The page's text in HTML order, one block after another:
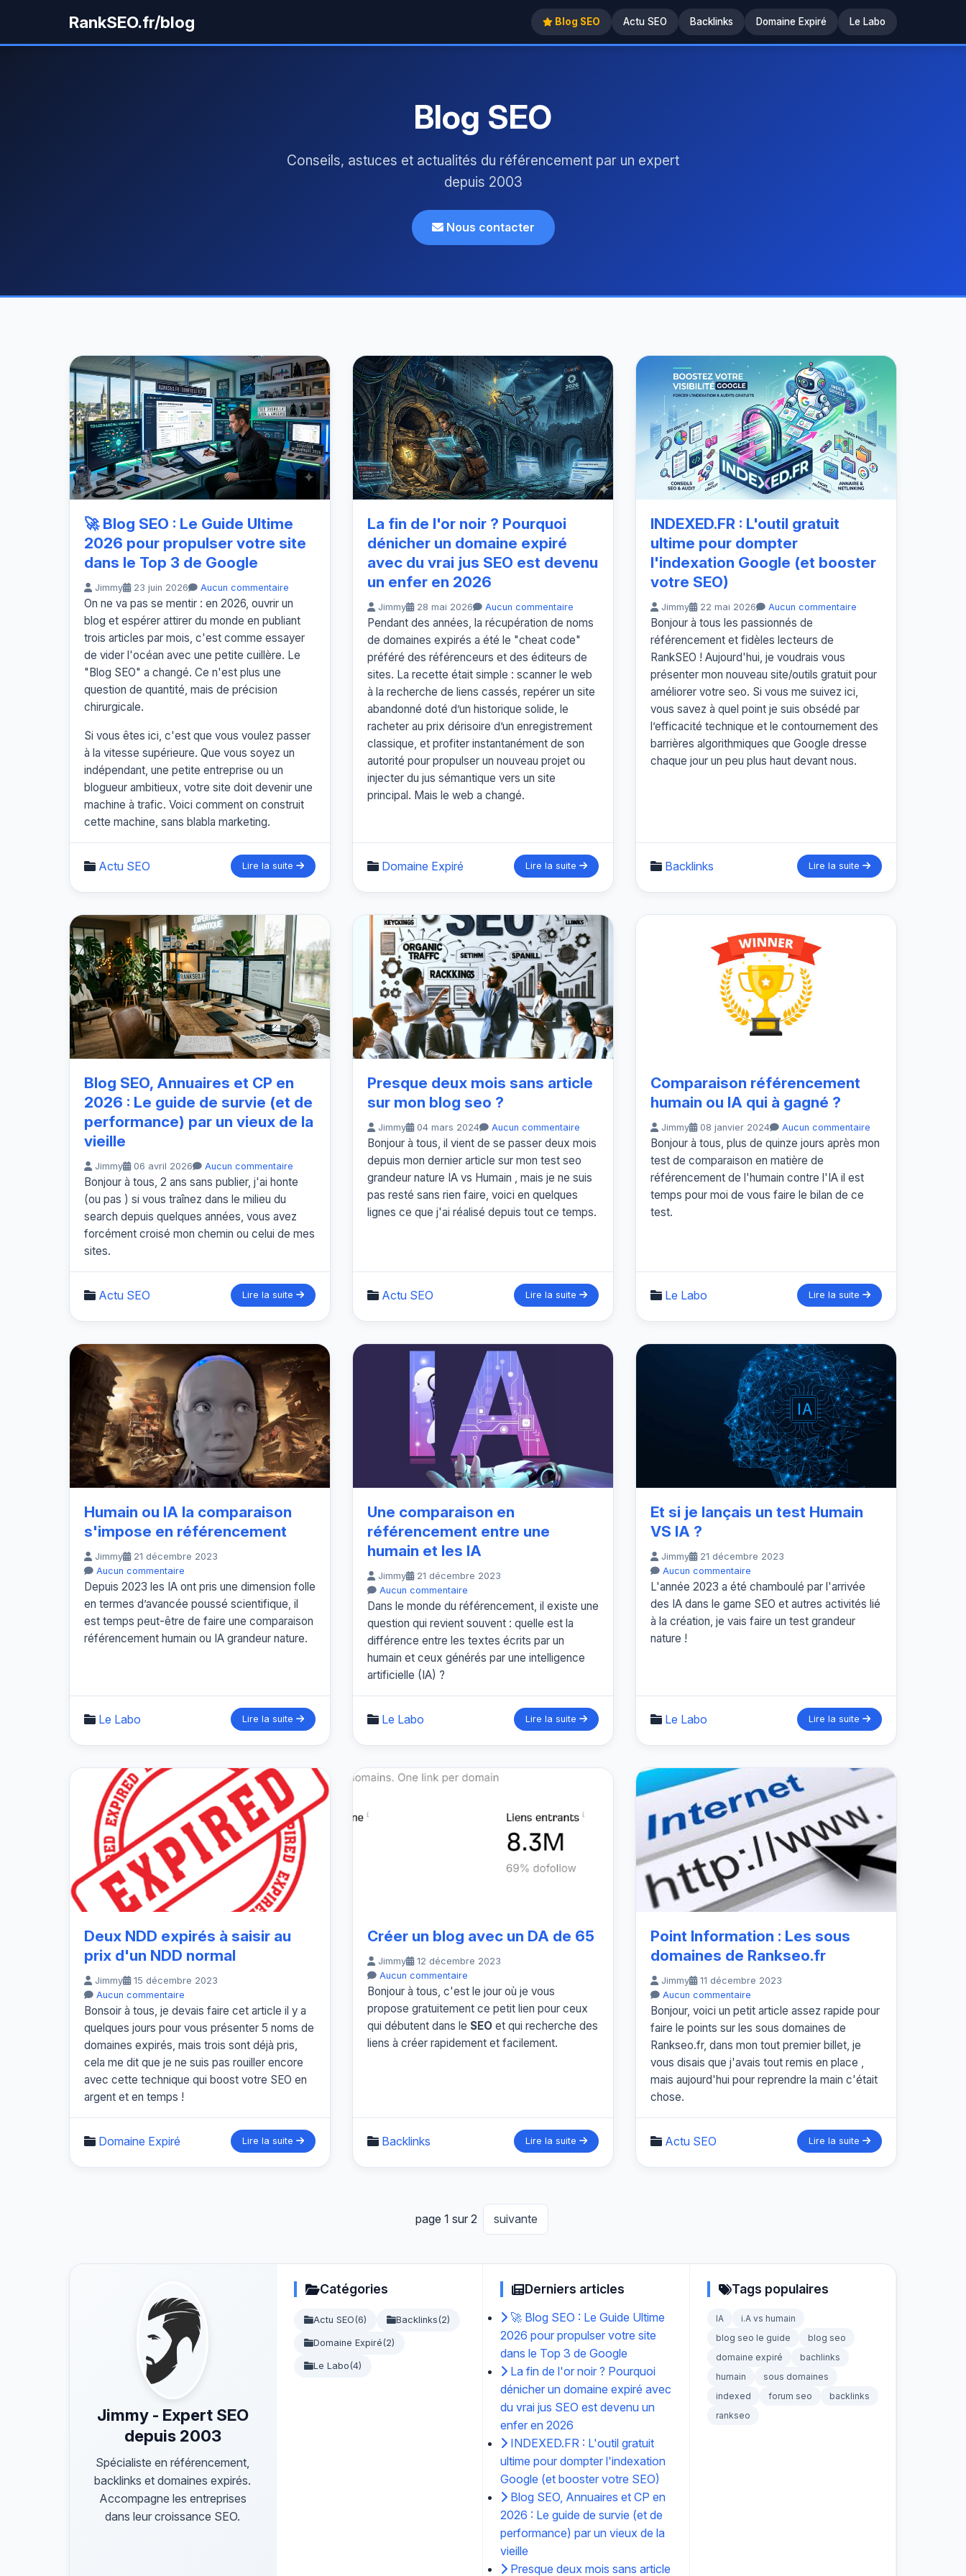
RankSEO.fr/blog Blog SEO Actu SEO Backlinks Domaine Expiré Le Labo
Blog SEO
Conseils, astuces et actualités du référencement par un expert
depuis 2003
Nous contacter
🚀 Blog SEO : Le Guide Ultime
2026 pour propulser votre site
dans le Top 3 de Google
Jimmy 23 juin 2026 Aucun commentaire
On ne va pas se mentir : en 2026, ouvrir un
blog et espérer attirer du monde en publiant
trois articles par mois, c'est comme essayer
de vider l'océan avec une petite cuillère. Le
"Blog SEO" a changé. Ce n'est plus une
question de quantité, mais de précision
chirurgicale.
Si vous êtes ici, c'est que vous voulez passer
à la vitesse supérieure. Que vous soyez un
indépendant, une petite entreprise ou un
blogueur ambitieux, votre site doit devenir une
machine à trafic. Voici comment on construit
cette machine, sans blabla marketing.
Actu SEO Lire la suite
La fin de l'or noir ? Pourquoi
dénicher un domaine expiré
avec du vrai jus SEO est devenu
un enfer en 2026
Jimmy 28 mai 2026 Aucun commentaire
Pendant des années, la récupération de noms
de domaines expirés a été le "cheat code"
préféré des référenceurs et des éditeurs de
sites. La recette était simple : scanner le web
à la recherche de liens cassés, repérer un site
abandonné doté d’un historique solide, le
racheter au prix dérisoire d’un enregistrement
classique, et profiter instantanément de son
autorité pour propulser un nouveau projet ou
injecter du jus sémantique vers un site
principal. Mais le web a changé.
Domaine Expiré Lire la suite
INDEXED.FR : L'outil gratuit
ultime pour dompter
l'indexation Google (et booster
votre SEO)
Jimmy 22 mai 2026 Aucun commentaire
Bonjour à tous les passionnés de
référencement et fidèles lecteurs de
RankSEO ! Aujourd'hui, je voudrais vous
présenter mon nouveau site/outils gratuit pour
améliorer votre seo. Si vous me suivez ici,
vous savez à quel point je suis obsédé par
l’efficacité technique et le contournement des
barrières algorithmiques que Google dresse
chaque jour un peu plus haut devant nous.
Backlinks Lire la suite
Blog SEO, Annuaires et CP en
2026 : Le guide de survie (et de
performance) par un vieux de la
vieille
Jimmy 06 avril 2026 Aucun commentaire
Bonjour à tous, 2 ans sans publier, j'ai honte
(ou pas ) si vous traînez dans le milieu du
search depuis quelques années, vous avez
forcément croisé mon chemin ou celui de mes
sites.
Actu SEO Lire la suite
Presque deux mois sans article
sur mon blog seo ?
Jimmy 04 mars 2024 Aucun commentaire
Bonjour à tous, il vient de se passer deux mois
depuis mon dernier article sur mon test seo
grandeur nature IA vs Humain , mais je ne suis
pas resté sans rien faire, voici en quelques
lignes ce que j'ai réalisé depuis tout ce temps.
Actu SEO Lire la suite
Comparaison référencement
humain ou IA qui à gagné ?
Jimmy 08 janvier 2024 Aucun commentaire
Bonjour à tous, plus de quinze jours après mon
test de comparaison en matière de
référencement de l'humain contre l'IA il est
temps pour moi de vous faire le bilan de ce
test.
Le Labo Lire la suite
Humain ou IA la comparaison
s'impose en référencement
Jimmy
21 décembre 2023
Aucun commentaire
Depuis 2023 les IA ont pris une dimension folle
en termes d’avancée poussé scientifique, il
est temps peut-être de faire une comparaison
référencement humain ou IA grandeur nature.
Le Labo Lire la suite
Une comparaison en
référencement entre une
humain et les IA
Jimmy
21 décembre 2023
Aucun commentaire
Dans le monde du référencement, il existe une
question qui revient souvent : quelle est la
différence entre les textes écrits par un
humain et ceux générés par une intelligence
artificielle (IA) ?
Le Labo Lire la suite
Et si je lançais un test Humain
VS IA ?
Jimmy
21 décembre 2023
Aucun commentaire
L'année 2023 a été chamboulé par l'arrivée
des IA dans le game SEO et autres activités lié
à la création, je vais faire un test grandeur
nature !
Le Labo Lire la suite
Deux NDD expirés à saisir au
prix d'un NDD normal
Jimmy
15 décembre 2023
Aucun commentaire
Bonsoir à tous, je devais faire cet article il y a
quelques jours pour vous présenter 5 noms de
domaines expirés, mais trois sont déjà pris,
cela me dit que je ne suis pas rouiller encore
avec cette technique qui boost votre SEO en
argent et en temps !
Domaine Expiré Lire la suite
Créer un blog avec un DA de 65
Jimmy
12 décembre 2023
Aucun commentaire
Bonjour à tous, c'est le jour où je vous
propose gratuitement ce petit lien pour ceux
qui débutent dans le SEO et qui recherche des
liens à créer rapidement et facilement.
Backlinks Lire la suite
Point Information : Les sous
domaines de Rankseo.fr
Jimmy
11 décembre 2023
Aucun commentaire
Bonjour, voici un petit article assez rapide pour
faire le points sur les sous domaines de
Rankseo.fr, dans mon tout premier billet, je
vous disais que j'avais tout remis en place ,
mais aujourd'hui pour reprendre la main c'était
chose.
Actu SEO Lire la suite
page 1 sur 2 suivante
Jimmy - Expert SEO
depuis 2003
Spécialiste en référencement,
backlinks et domaines expirés.
Accompagne les entreprises
dans leur croissance SEO.
Catégories
Actu SEO(6) Backlinks(2)
Domaine Expiré(2)
Le Labo(4)
Derniers articles
🚀 Blog SEO : Le Guide Ultime
2026 pour propulser votre site
dans le Top 3 de Google
La fin de l'or noir ? Pourquoi
dénicher un domaine expiré avec
du vrai jus SEO est devenu un
enfer en 2026
INDEXED.FR : L'outil gratuit
ultime pour dompter l'indexation
Google (et booster votre SEO)
Blog SEO, Annuaires et CP en
2026 : Le guide de survie (et de
performance) par un vieux de la
vieille
Presque deux mois sans article
Tags populaires
IA
i.A vs humain
blog seo le guide
blog seo
domaine expiré
bachlinks
humain
sous domaines
indexed
forum seo
backlinks
rankseo